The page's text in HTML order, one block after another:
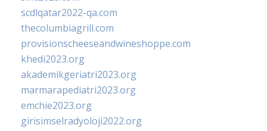
scdlqatar2022-qa.com
thecolumbiagrill.com
provisionscheeseandwineshoppe.com
khedi2023.org
akademikgeriatri2023.org
marmarapediatri2023.org
emchie2023.org
girisimselradyoloji2022.org